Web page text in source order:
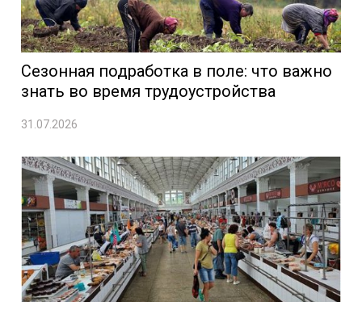
Сезонная подработка в поле: что важно
знать во время трудоустройства
31.07.2026